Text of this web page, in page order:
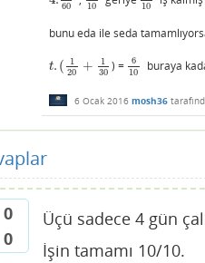
60
10
10
bunu eda ile seda
t. (
1
20
+
1
30
t.( 1 20 +130 ) =
6
10
610 buraya
6 Ocak 2016 mosh36
0
0
Üçü sadece 4 gün
İşin tamamı 10/10.